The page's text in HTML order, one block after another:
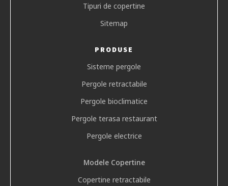
Tipuri de copertine
Sitemap
PRODUSE
Sisteme pergole
Pergole retractabile
Pergole bioclimatice
Pergole terasa restaurant
Pergole electrice
Modele Copertine
Copertine retractabile